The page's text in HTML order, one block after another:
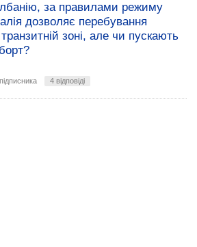
за правилами режиму
дозволяє перебування
транзитній зоні, але чи пускають
4 відповіді